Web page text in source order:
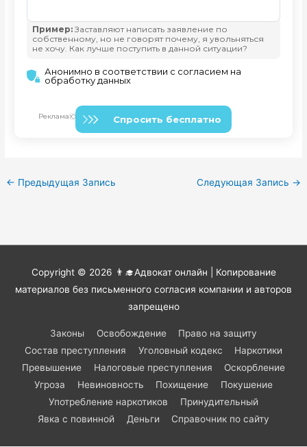
← Предыдущая Запись Следующая Запись →
Copyright © 2026 👨‍🎓Адвокат онлайн | Копирование
материалов без письменного согласия компании и авторов
запрещено
Законы Освобождение
Право на защиту
Состав преступления
Уголовный кодекс
Наркотики
Превышение
Налоговые преступления
Оскорбление
Угроза
Невиновность Похищение
Покушение
Употребление наркотиков
Принудительный
Явка с повинной
Деньги Справочник по сайту